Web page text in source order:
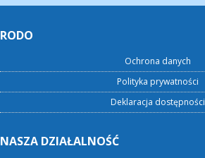
RODO
Ochrona danych
Polityka prywatności
Deklaracja dostępności
NASZA DZIAŁALNOŚĆ